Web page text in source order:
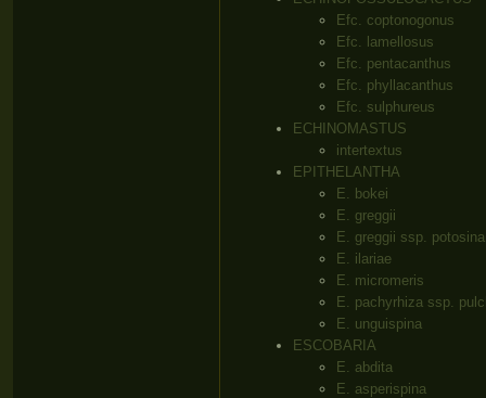
Efc. coptonogonus
Efc. lamellosus
Efc. pentacanthus
Efc. phyllacanthus
Efc. sulphureus
ECHINOMASTUS
intertextus
EPITHELANTHA
E. bokei
E. greggii
E. greggii ssp. potosina
E. ilariae
E. micromeris
E. pachyrhiza ssp.
E. unguispina
ESCOBARIA
E. abdita
E. asperispina